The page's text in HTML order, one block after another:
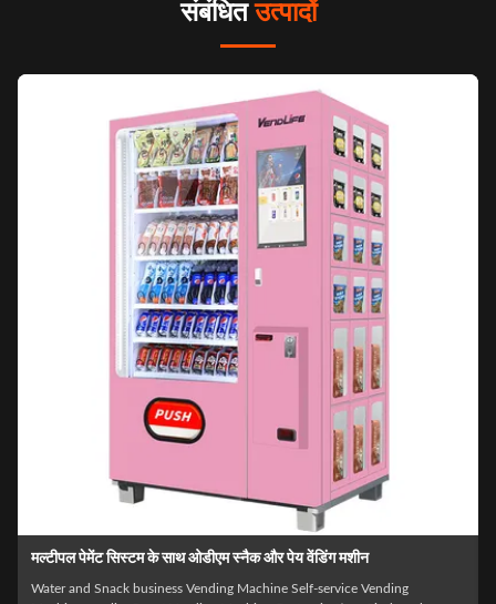
संबंधितउत्पादों
मल्टीपल पेमेंट सिस्टम के साथ ओडीएम स्नैक और पेय वेंडिंग मशीन
Water and Snack business Vending Machine Self-service Vending